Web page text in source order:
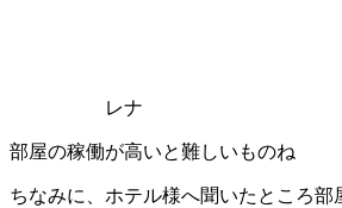
レナ
部屋の稼働が高いと難しいものね
ちなみに、ホテル様へ聞いたところ部